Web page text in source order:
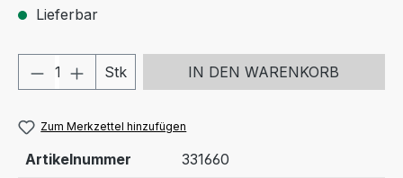
Lieferbar
Produkt Anzahl: Gib den
Stk IN DEN WARENKORB
Zum Merkzettel hinzufügen
Artikelnummer 331660